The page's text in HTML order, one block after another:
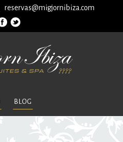
reservas@migjornibiza.com
BLOG